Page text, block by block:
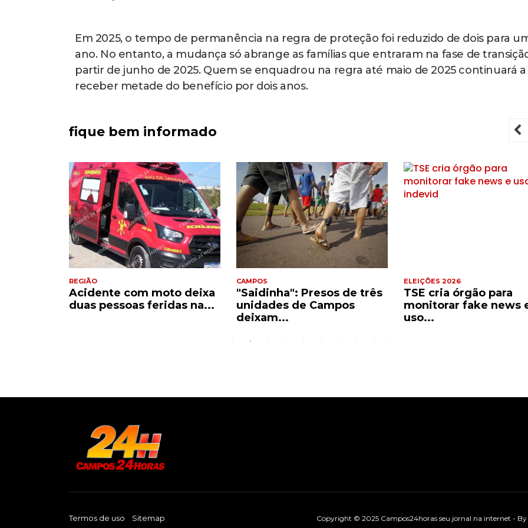
Em 2025, o tempo de permanência na regra de proteção foi reduzido de dois para
ano. No entanto, a mudança só abrange as famílias que entraram na fase de
partir de junho de 2025. Quem se enquadrou na regra até maio de 2025 continuará a
receber metade do benefício por dois anos.
fique bem informado
REGIÃO
Acidente com moto deixa
duas pessoas feridas na...
CAMPOS
"Saidinha": Presos de três
unidades de Campos
deixam...
ELEIÇÕES 2026
TSE cria órgão para
monitorar fake news
uso...
Termos de uso Sitemap Copyright © 2025 Campos24horas seu jornal na internet - By